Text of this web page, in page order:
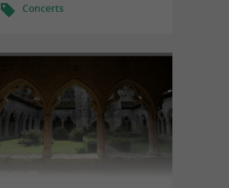
Concerts